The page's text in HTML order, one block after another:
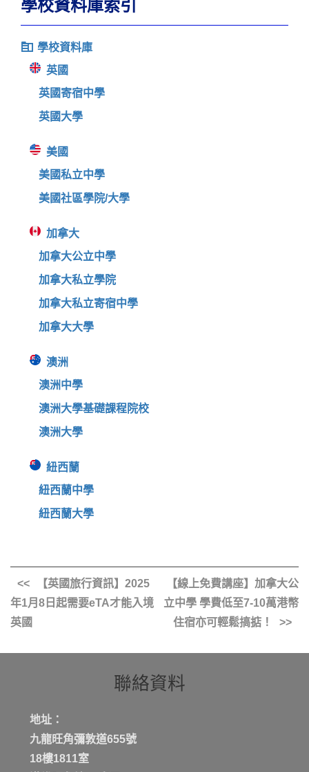
學校資料庫索引
學校資料庫
英國
英國寄宿中學
英國大學
美國
美國私立中學
美國社區學院/大學
加拿大
加拿大公立中學
加拿大私立學院
加拿大私立寄宿中學
加拿大大學
澳洲
澳洲中學
澳洲大學基礎課程院校
澳洲大學
紐西蘭
紐西蘭中學
紐西蘭大學
【英國旅行資訊】2025
年1月8日起需要eTA才能入境
英國
【線上免費講座】加拿大公
立中學 學費低至7-10萬港幣
住宿亦可輕鬆搞掂！
聯絡資料
地址：
九龍旺角彌敦道655號
18樓1811室